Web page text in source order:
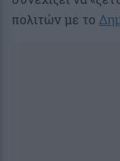
πολιτών με το